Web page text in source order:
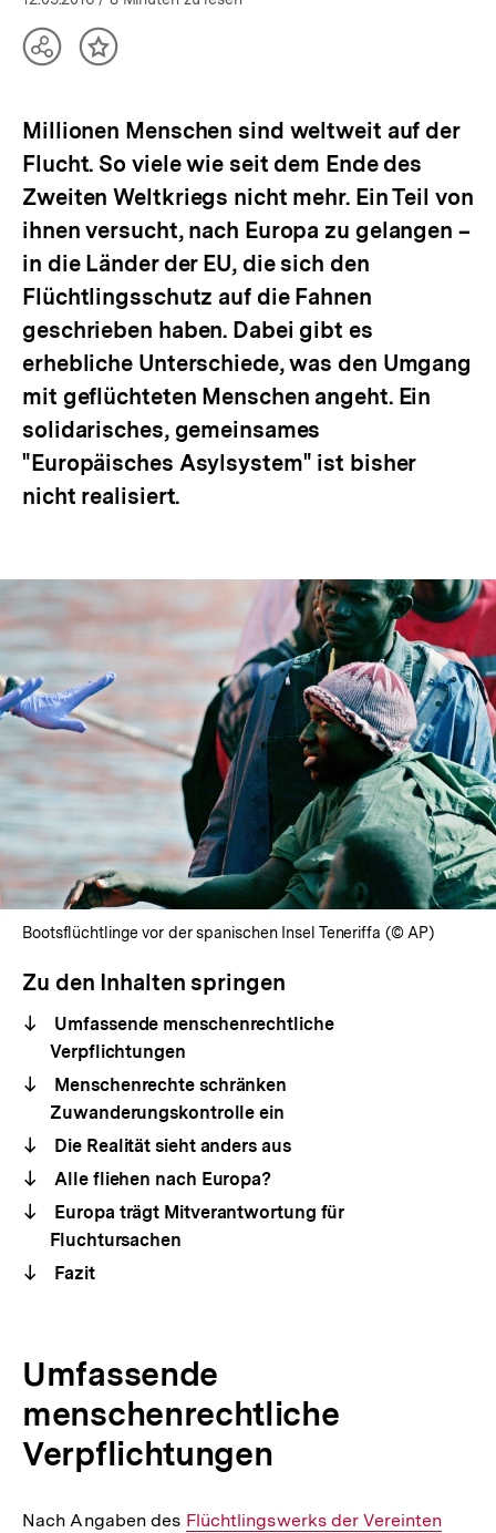
TeilenInhalt
Millionen Menschen sind weltweit auf der
Flucht. So viele wie seit dem Ende des
Zweiten Weltkriegs nicht mehr. Ein Teil von
ihnen versucht, nach Europa zu gelangen –
in die Länder der EU, die sich den
Flüchtlingsschutz auf die Fahnen
geschrieben haben. Dabei gibt es
erhebliche Unterschiede, was den Umgang
mit geflüchteten Menschen angeht. Ein
solidarisches, gemeinsames
"Europäisches Asylsystem" ist bisher
nicht realisiert.
Bootsflüchtlinge vor der spanischen Insel Teneriffa (© AP)
Zu den Inhalten springen
Umfassende menschenrechtliche
Verpflichtungen
Menschenrechte schränken
Zuwanderungskontrolle ein
Die Realität sieht anders aus
Alle fliehen nach Europa?
Europa trägt Mitverantwortung für
Fluchtursachen
Fazit
Umfassende
menschenrechtliche
Verpflichtungen
Nach Angaben des Interner
Flüchtlingswerks der Vereinten